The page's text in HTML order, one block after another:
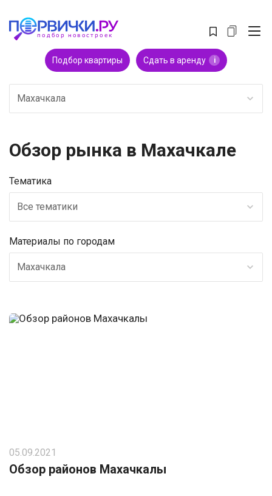
Подбор квартиры Сдать в аренду i
Махачкала
Обзор рынка в Махачкале
Тематика
Все тематики
Материалы по городам
Махачкала
05.09.2021
Обзор районов Махачкалы